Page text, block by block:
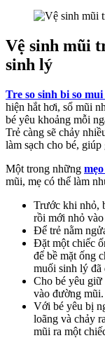
Vệ sinh mũi
sinh lý
Tre so sinh bi so
hiện hắt hơi, sổ mũi
bé yêu khoảng mỗi
Trẻ càng sẽ chảy
làm sạch cho bé,
Một trong những
mũi, mẹ có thể làm
Trước khi nhỏ,
rồi mới nhỏ
Để trẻ nằm
Đặt một chiếc
để bề mặt ống
muối sinh lý đã
Cho bé yêu
vào đường mũi.
Với bé yêu bị
loãng và chảy
mũi ra một